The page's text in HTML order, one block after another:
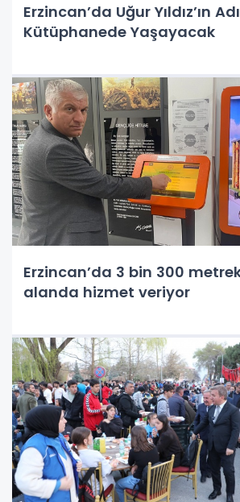
Erzincan’da Uğur Yıldız’ın Adı
Kütüphanede Yaşayacak
Erzincan’da 3 bin 300 metrekarelik
alanda hizmet veriyor